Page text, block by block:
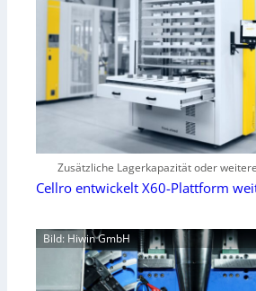
Zusätzliche Lagerkapazität oder
Cellro entwickelt X60-Plattform
Bild: Hiwin GmbH